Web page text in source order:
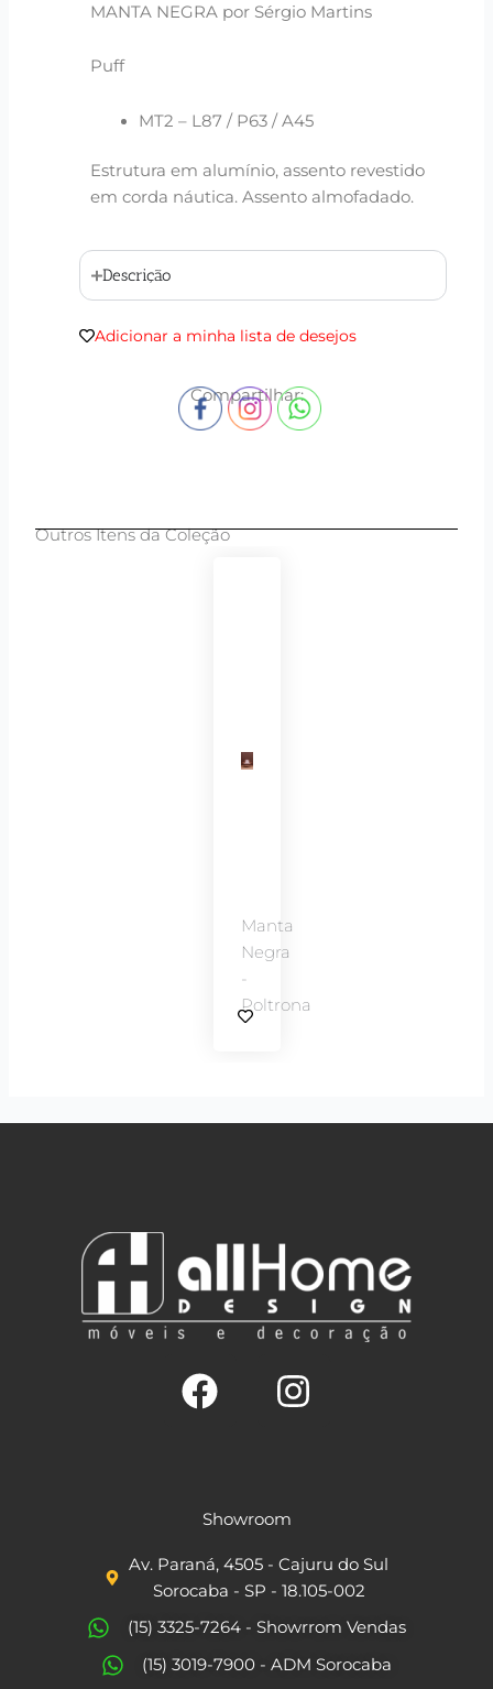
MANTA NEGRA por Sérgio Martins
Puff
MT2 – L87 / P63 / A45
Estrutura em alumínio, assento revestido
em corda náutica. Assento almofadado.
Descrição
Adicionar a minha lista de desejos
Compartilhar:
Outros Itens da Coleção
Manta
Negra
-
Poltrona
c
e
b
o
o
t
a
g
r
Showroom
Av. Paraná, 4505 - Cajuru do Sul
Sorocaba - SP - 18.105-002
(15) 3325-7264 - Showrrom Vendas
(15) 3019-7900 - ADM Sorocaba